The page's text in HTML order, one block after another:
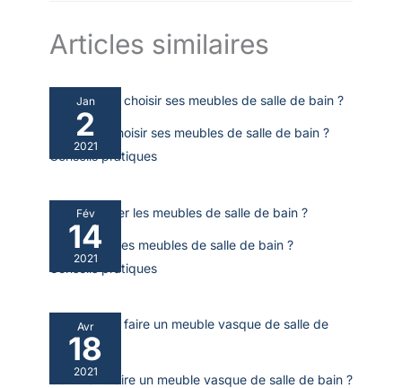
Articles similaires
Jan
2
2021
Comment choisir ses meubles de salle de bain ?
Conseils pratiques
Fév
14
2021
Où acheter les meubles de salle de bain ?
Conseils pratiques
Avr
18
2021
Comment faire un meuble vasque de salle de bain ?